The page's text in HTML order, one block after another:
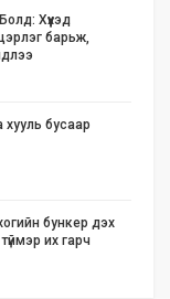
Хүүхэд
барьж,
хууль бусаар
бункер дэх
их гарч